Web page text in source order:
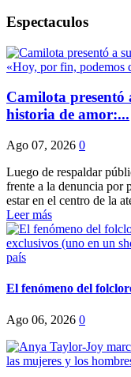
Espectaculos
Camilota presentó
historia de amor:...
Ago 07, 2026 0
Luego de respaldar
frente a la denuncia por
estar en el centro de la
Leer más
El fenómeno del
Ago 06, 2026 0